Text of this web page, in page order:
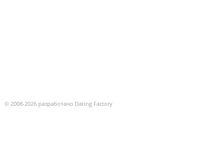
© 2008-2026 разработано Dating Factory